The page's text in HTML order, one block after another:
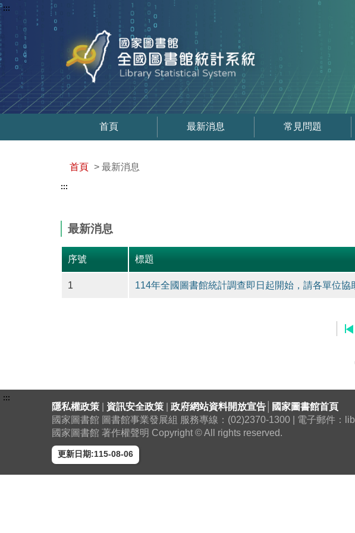
:::
首頁 最新消息 常見問題
首頁 > 最新消息
:::
最新消息
序號 標題
1 114年全國圖書館統計調查即日起開始，請各單位
:::
隱私權政策 資訊安全政策 政府網站資料開放宣告
國家圖書館首頁
國家圖書館 圖書館事業發展組 服務專線：(02)2370-1300 | 電子郵件：
國家圖書館 著作權聲明 Copyright © All rights reserved.
更新日期:115-08-06